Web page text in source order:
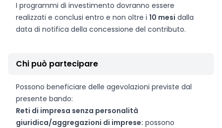
I programmi di investimento dovranno essere
realizzati e conclusi entro e non oltre i 10 mesi dalla
data di notifica della concessione del contributo.
Chi può partecipare
Possono beneficiare delle agevolazioni previste dal
presente bando:
Reti di impresa senza personalità
giuridica/aggregazioni di imprese: possono